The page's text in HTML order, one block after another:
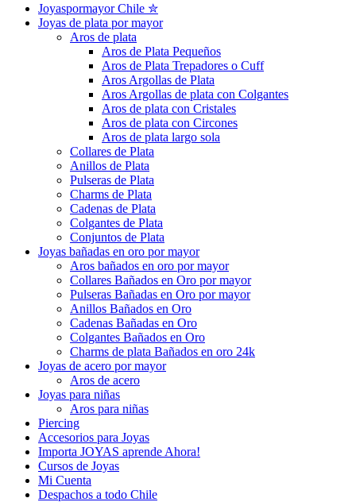
Joyaspormayor Chile ✮
Joyas de plata por mayor
Aros de plata
Aros de Plata Pequeños
Aros de Plata Trepadores o Cuff
Aros Argollas de Plata
Aros Argollas de plata con Colgantes
Aros de plata con Cristales
Aros de plata con Circones
Aros de plata largo sola
Collares de Plata
Anillos de Plata
Pulseras de Plata
Charms de Plata
Cadenas de Plata
Colgantes de Plata
Conjuntos de Plata
Joyas bañadas en oro por mayor
Aros bañados en oro por mayor
Collares Bañados en Oro por mayor
Pulseras Bañadas en Oro por mayor
Anillos Bañados en Oro
Cadenas Bañadas en Oro
Colgantes Bañados en Oro
Charms de plata Bañados en oro 24k
Joyas de acero por mayor
Aros de acero
Joyas para niñas
Aros para niñas
Piercing
Accesorios para Joyas
Importa JOYAS aprende Ahora!
Cursos de Joyas
Mi Cuenta
Despachos a todo Chile